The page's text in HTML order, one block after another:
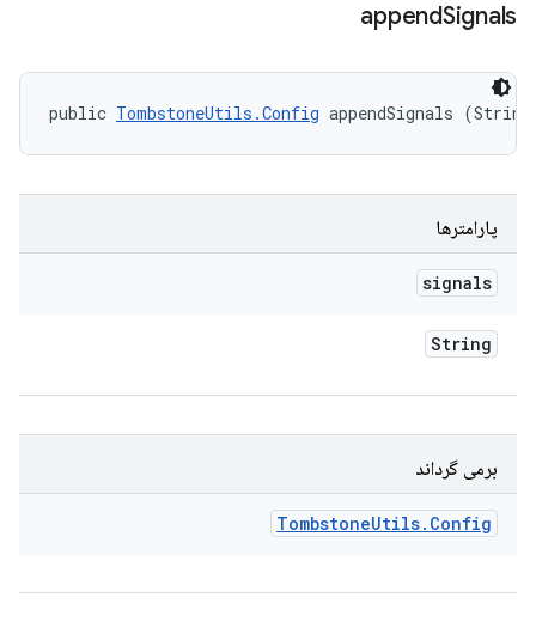
appendSignals
public TombstoneUtils.Config appendSignals
پارامترها
signals
String
برمی گرداند
TombstoneUtils. Config